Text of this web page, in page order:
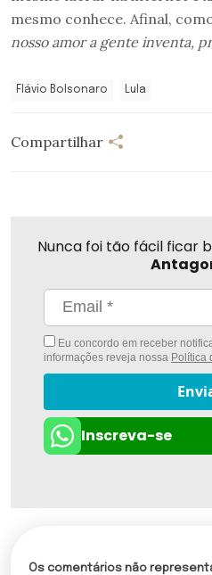
mesmo conhece. Afinal,
nosso amor a gente inventa,
Flávio Bolsonaro Lula
Compartilhar
Nunca foi tão fácil ficar
Eu concordo em receber
informações reveja nossa Política
Inscreva-se
Os comentários não